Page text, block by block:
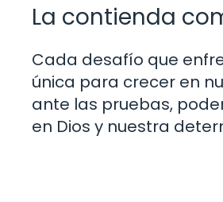
La contienda
Cada desafío que
única para crecer en
ante las pruebas,
en Dios y nuestra